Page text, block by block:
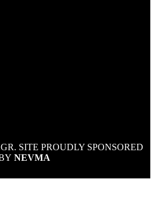
SITE PROUDLY SPONSORED
NEVMA